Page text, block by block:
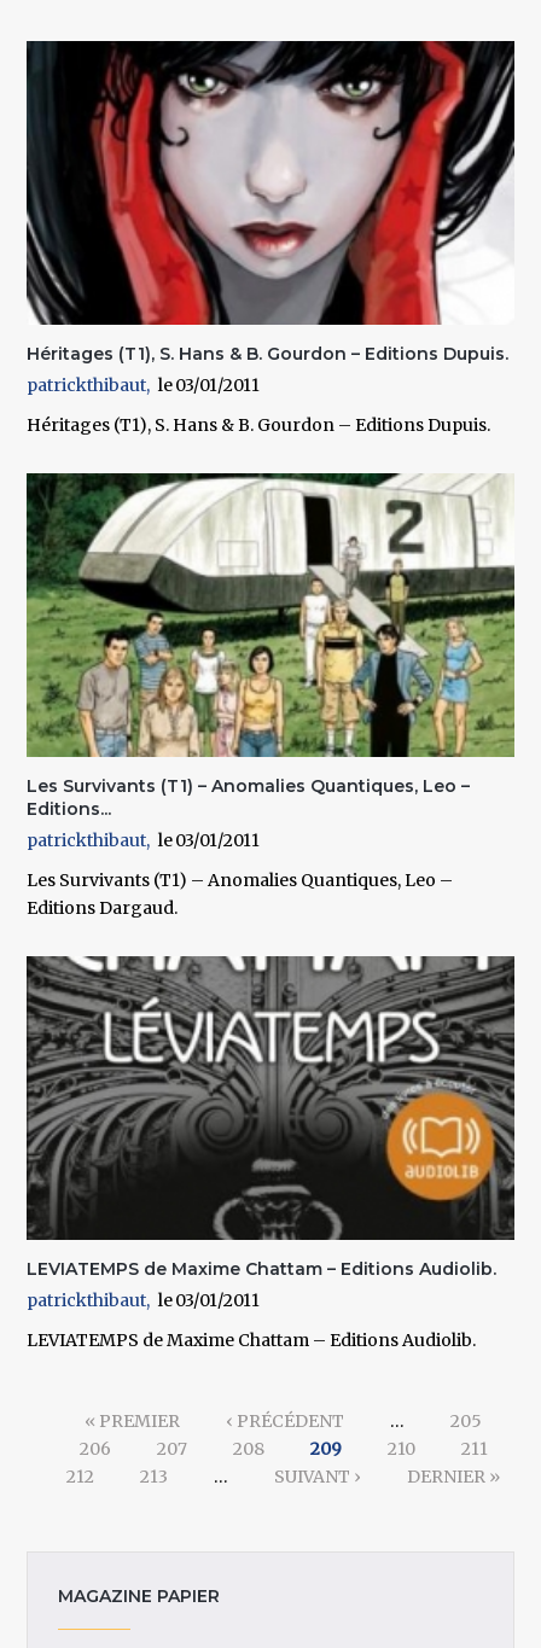
Héritages (T1), S. Hans & B. Gourdon – Editions Dupuis.
patrickthibaut
03/01/2011
Héritages (T1), S. Hans & B. Gourdon – Editions Dupuis.
Les Survivants (T1) – Anomalies Quantiques, Leo –
Editions...
patrickthibaut
03/01/2011
Les Survivants (T1) – Anomalies Quantiques, Leo –
Editions Dargaud.
LEVIATEMPS de Maxime Chattam – Editions Audiolib.
patrickthibaut
03/01/2011
LEVIATEMPS de Maxime Chattam – Editions Audiolib.
« PREMIER ‹ PRÉCÉDENT …
205
206
207 208 209 210
211
212
213 … SUIVANT › DERNIER »
MAGAZINE PAPIER